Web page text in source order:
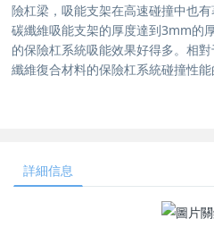
險杠梁，吸能支架在高速碰撞中也
碳纖維吸能支架的厚度達到3mm的
的保險杠系統吸能效果好得多。相
纖維復合材料的保險杠系統碰撞性能
詳細信息